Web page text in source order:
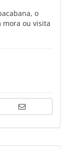
o
mora ou visita